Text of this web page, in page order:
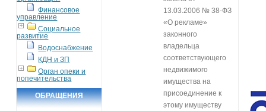
Финансовое
управление
Социальное
развитие
Водоснабжение
КДН и ЗП
Орган опеки и
попечительства
ОБРАЩЕНИЯ
13.03.2006 № 38-ФЗ
«О рекламе»
законного
владельца
соответствующего
недвижимого
имущества на
присоединение к
этому имуществу